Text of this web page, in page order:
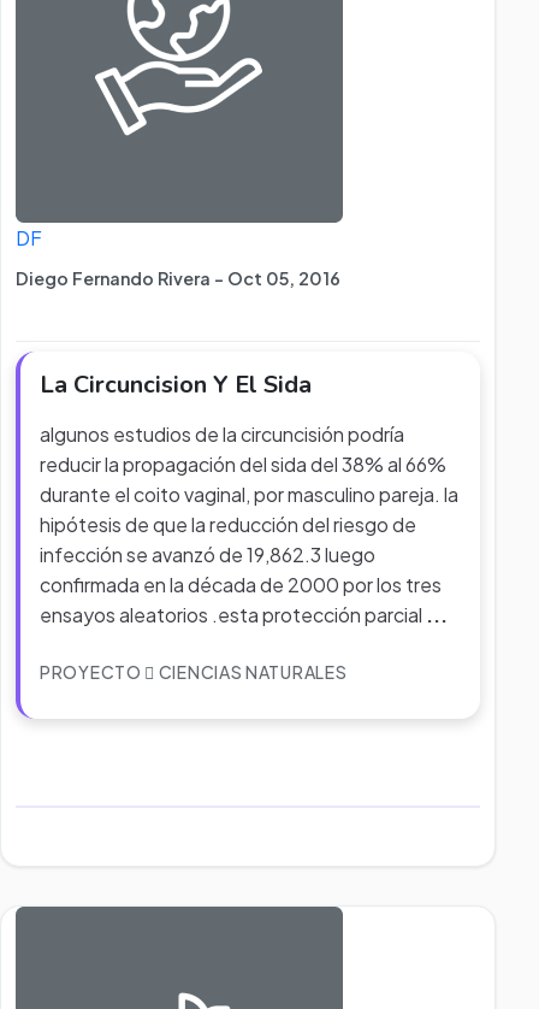
DF
Diego Fernando Rivera - Oct 05, 2016
La Circuncision Y El Sida
algunos estudios de la circuncisión podría
reducir la propagación del sida del 38% al 66%
durante el coito vaginal, por masculino pareja. la
hipótesis de que la reducción del riesgo de
infección se avanzó de 19,862.3 luego
confirmada en la década de 2000 por los tres
ensayos aleatorios .esta protección parcial ...
PROYECTO CIENCIAS NATURALES